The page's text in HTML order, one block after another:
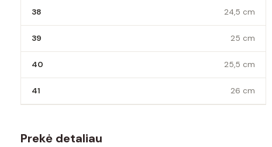
38 24,5 cm
39 25 cm
40 25,5 cm
41 26 cm
Prekė detaliau